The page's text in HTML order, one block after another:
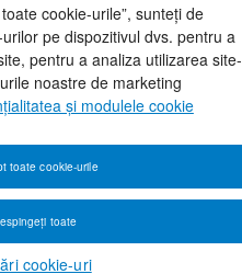
cookie-urile”, sunteți de
pe dispozitivul dvs. pentru a
pentru a analiza utilizarea site-
noastre de marketing
și modulele cookie
cookie-uri
toate
toate cookie-urile